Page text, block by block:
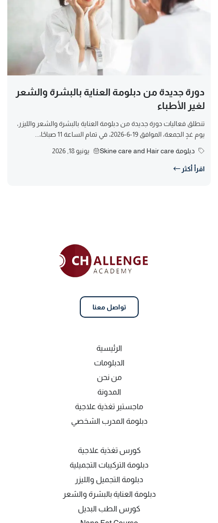
دورة جديدة من دبلومة العناية بالبشرة والشعر
لغير الأطباء
تنطلق فعاليات دورة جديدة من دبلومة العناية بالبشرة والشعر والليزر،
يوم غدٍ الجمعة، الموافق 19-6-2026، في تمام الساعة 11 صباحًا،...
دبلومة Skine care and Hair care يونيو 18, 2026
اقرأ أكثر
تواصل معنا
الرئيسية
الدبلومات
من نحن
المدونة
ماجستير تغذية علاجية
دبلومة المدرب الشخصي
كورس تغذية علاجية
دبلومة التركيبات التجميلية
دبلومة التجميل والليزر
دبلومة العناية بالبشرة والشعر
كورس الطب البديل